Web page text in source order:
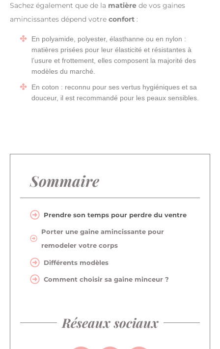
Sachez également que de la matière de vos gaines
amincissantes dépend votre confort :
En polyamide, polyester, élasthanne ou en nylon :
matières prisées pour leur élasticité et résistantes à
l’usure et frottement, elles composent la majorité des
modèles du marché.
En coton : reconnu pour ses vertus hygiéniques et sa
douceur, il est recommandé pour les peaux sensibles.
Sommaire
Prendre son temps pour perdre du ventre
Porter une gaine amincissante pour
remodeler votre corps
Différents modèles
Comment choisir sa gaine minceur ?
Réseaux sociaux